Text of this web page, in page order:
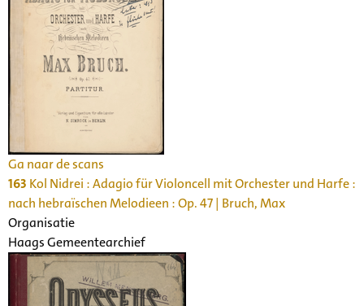
Ga naar de scans
163 Kol Nidrei : Adagio für Violoncell mit Orchester und Harfe :
nach hebraïschen Melodieen : Op. 47 | Bruch, Max
Organisatie
Haags Gemeentearchief